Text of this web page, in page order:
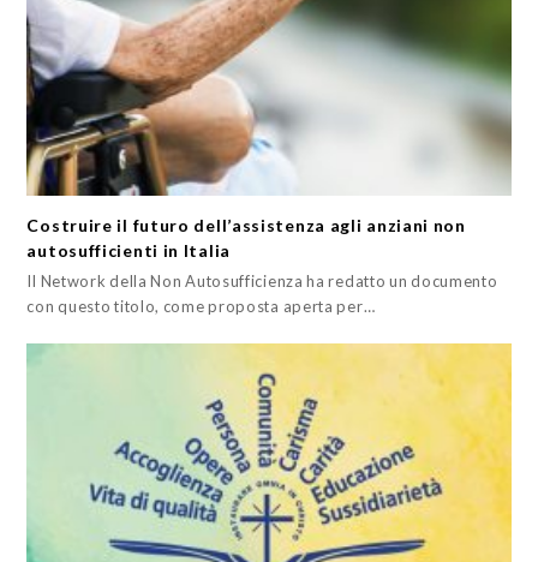
Costruire il futuro dell’assistenza agli anziani non
autosufficienti in Italia
Il Network della Non Autosufficienza ha redatto un documento
con questo titolo, come proposta aperta per…